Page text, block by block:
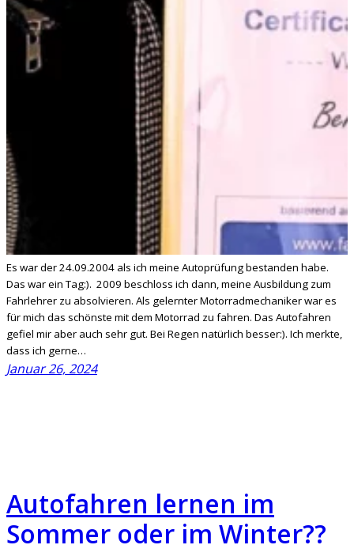
Es war der 24.09.2004 als ich meine Autoprüfung bestanden habe.
Das war ein Tag:). 2009 beschloss ich dann, meine Ausbildung zum
Fahrlehrer zu absolvieren. Als gelernter Motorradmechaniker war es
für mich das schönste mit dem Motorrad zu fahren. Das Autofahren
gefiel mir aber auch sehr gut. Bei Regen natürlich besser:). Ich merkte,
dass ich gerne…
Januar 26, 2024
Autofahren lernen im
Sommer oder im Winter??